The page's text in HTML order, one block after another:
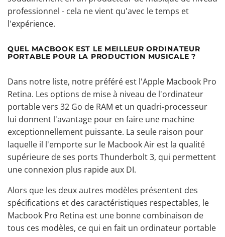
professionnel - cela ne vient qu'avec le temps et
l'expérience.
QUEL MACBOOK EST LE MEILLEUR ORDINATEUR
PORTABLE POUR LA PRODUCTION MUSICALE ?
Dans notre liste, notre préféré est l'Apple Macbook Pro
Retina. Les options de mise à niveau de l'ordinateur
portable vers 32 Go de RAM et un quadri-processeur
lui donnent l'avantage pour en faire une machine
exceptionnellement puissante. La seule raison pour
laquelle il l'emporte sur le Macbook Air est la qualité
supérieure de ses ports Thunderbolt 3, qui permettent
une connexion plus rapide aux DI.
Alors que les deux autres modèles présentent des
spécifications et des caractéristiques respectables, le
Macbook Pro Retina est une bonne combinaison de
tous ces modèles, ce qui en fait un ordinateur portable